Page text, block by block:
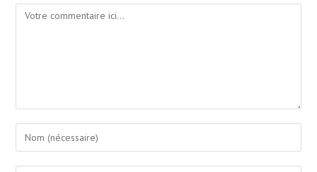
Comment
Enter
your
name